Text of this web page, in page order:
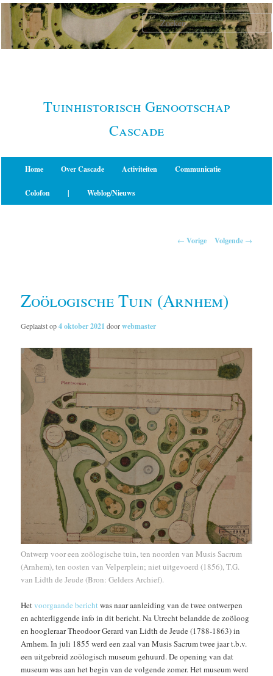
Spring
naar
primaire
Tuinhistorisch Genootschap
Cascade
Home Over Cascade Activiteiten Communicatie
Colofon | Weblog/Nieuws
← Vorige Volgende →
Zoölogische Tuin (Arnhem)
Geplaatst op4 oktober 2021 doorwebmaster
Ontwerp voor een zoölogische tuin, ten noorden van Musis Sacrum
(Arnhem), ten oosten van Velperplein; niet uitgevoerd (1856), T.G.
van Lidth de Jeude (Bron: Gelders Archief).
Hetvoorgaande berichtwas naar aanleiding van de twee ontwerpen
en achterliggende info in dit bericht. Na Utrecht belandde de zoöloog
en hoogleraar Theodoor Gerard van Lidth de Jeude (1788-1863) in
Arnhem. In juli 1855 werd een zaal van Musis Sacrum twee jaar t.b.v.
een uitgebreid zoölogisch museum gehuurd. De opening van dat
museum was aan het begin van de volgende zomer. Het museum werd